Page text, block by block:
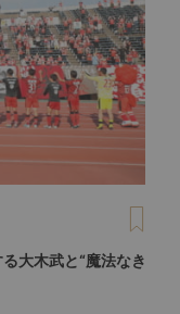
大木武と“魔法なき